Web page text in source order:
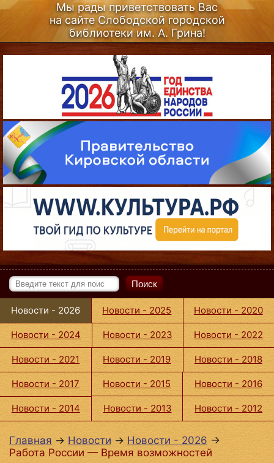
Мы рады приветствовать Вас
на сайте Слободской городской
библиотеки им. А. Грина!
Узнать больше (Из истории библиотеки)...
Поиск
Новости - 2026 Новости - 2025 Новости - 2020
Новости - 2024 Новости - 2023 Новости - 2022
Новости - 2021 Новости - 2019 Новости - 2018
Новости - 2017 Новости - 2015 Новости - 2016
Новости - 2014 Новости - 2013 Новости - 2012
Главная → Новости → Новости - 2026 →
Работа России — Время возможностей